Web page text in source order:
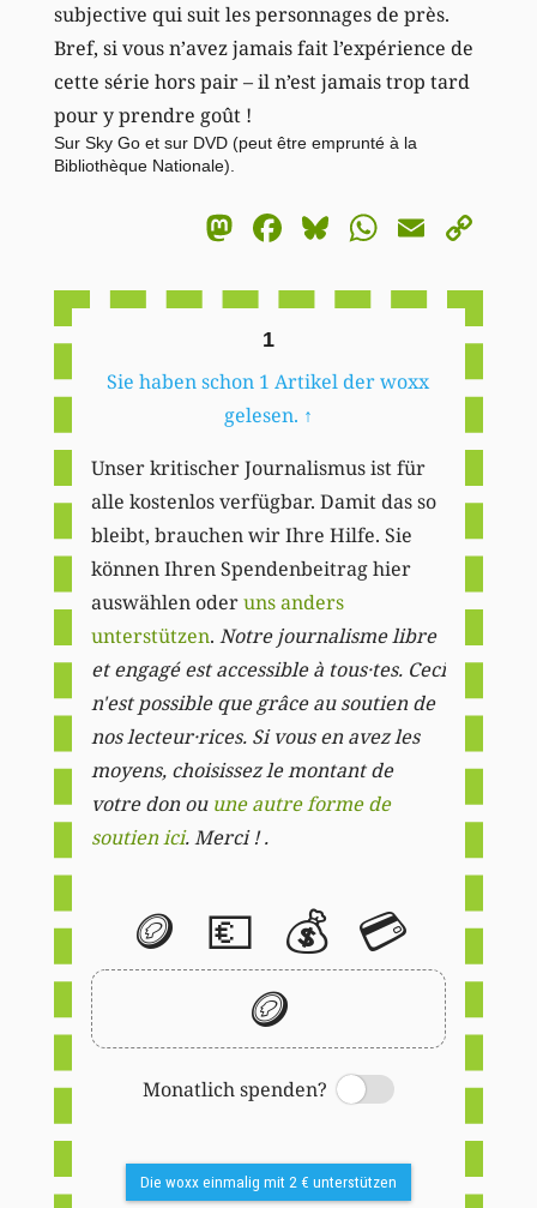
subjective qui suit les personnages de près.
Bref, si vous n’avez jamais fait l’expérience de
cette série hors pair – il n’est jamais trop tard
pour y prendre goût !
Sur Sky Go et sur DVD (peut être emprunté à la
Bibliothèque Nationale).
Mastodon
Facebook
BlueskyEmail
1
Sie haben schon 1 Artikel der woxx
gelesen. ↑
Unser kritischer Journalismus ist für
alle kostenlos verfügbar. Damit das so
bleibt, brauchen wir Ihre Hilfe. Sie
können Ihren Spendenbeitrag hier
auswählen oderuns anders
unterstützen. Notre journalisme libre
et engagé est accessible à tous·tes. Ceci
n'est possible que grâce au soutien de
nos lecteur·rices. Si vous en avez les
moyens, choisissez le montant de
votre don ou une autre forme de
soutien ici. Merci ! .
🪙 💶 💰 💳
🪙
Monatlich spenden?
Switch
Die woxx einmalig mit 2 € unterstützen